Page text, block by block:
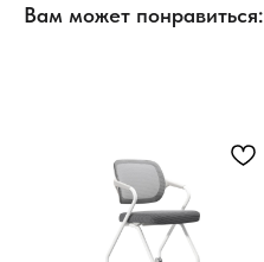
Вам может понравиться: